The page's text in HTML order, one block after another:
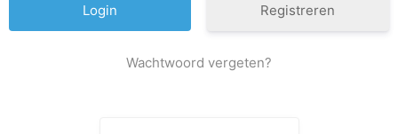
Registreren
Wachtwoord vergeten?